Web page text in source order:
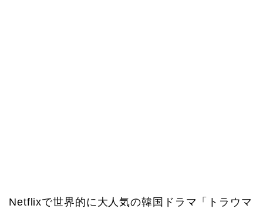
Netflixで世界的に大人気の韓国ドラマ「トラウマ